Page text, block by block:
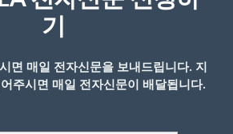
정을 제시했다고 밝혔으나, 구
명단은 공개하지 않았다.
부
기
면 매일 전자신문을 보내드립니다. 지
주시면 매일 전자신문이 배달됩니다.